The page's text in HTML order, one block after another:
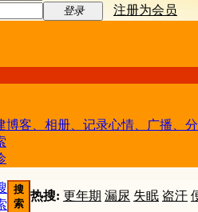
登录
注册为会员
博客、相册、记录心情、广播、
搜
索
热搜: 更年期 漏尿 失眠 盗汗